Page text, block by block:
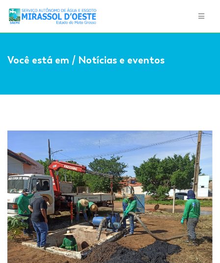
Você está em / Notícias e eventos